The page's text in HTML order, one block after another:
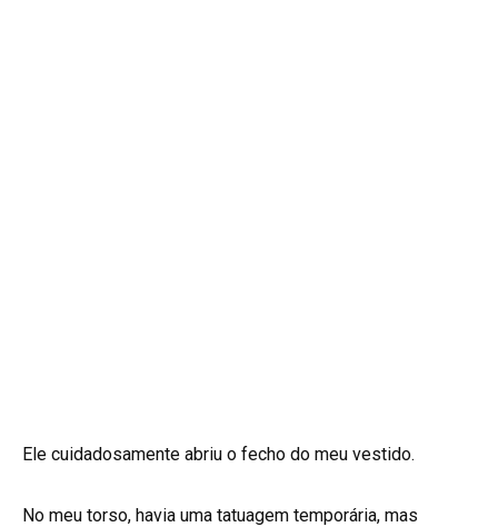
Ele cuidadosamente abriu o fecho do meu vestido.
No meu torso, havia uma tatuagem temporária, mas